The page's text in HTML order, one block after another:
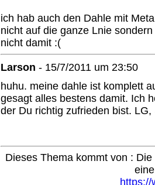
ich hab auch den Dahle mit
nicht auf die ganze Lnie
nicht damit :(
Larson - 15/7/2011 um 23:50
huhu. meine dahle ist komplett
gesagt alles bestens damit. Ich
der Du richtig zufrieden bist. LG,
Dieses Thema kommt von :
https://